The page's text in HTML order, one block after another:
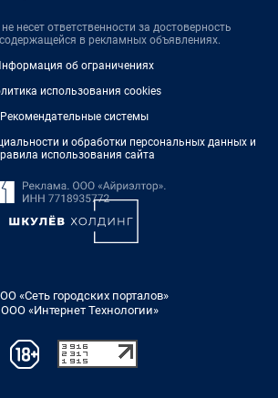
несет ответственности за достоверность
в рекламных объявлениях.
об ограничениях
использования cookies
Рекомендательные системы
и обработки персональных данных и
использования сайта
«Сеть городских порталов»
«Интернет Технологии»